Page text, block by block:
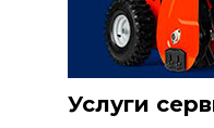
Услуги